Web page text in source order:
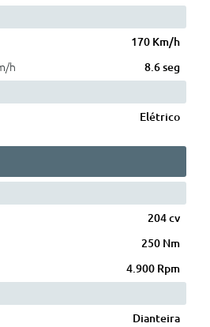
170 Km/h
h
8.6 seg
Elétrico
204 cv
250 Nm
4.900 Rpm
Dianteira